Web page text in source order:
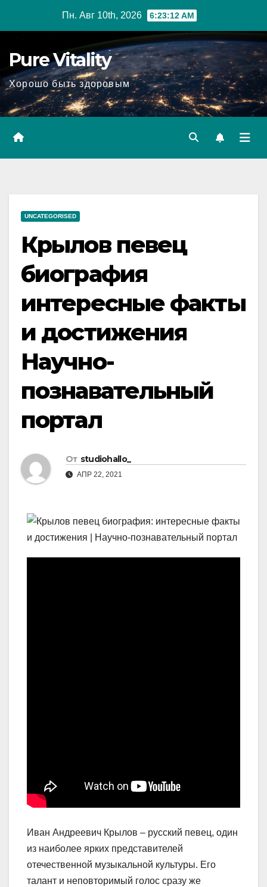
Пн. Авг 10th, 2026 6:23:13 AM
Pure Vitality
Хорошо быть здоровым
UNCATEGORISED
Крылов певец
биография
интересные факты
и достижения
Научно-
познавательный
портал
От studiohallo_
АПР 22, 2021
Иван Андреевич Крылов – русский певец, один
из наиболее ярких представителей
отечественной музыкальной культуры. Его
талант и неповторимый голос сразу же